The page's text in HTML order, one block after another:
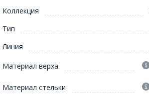
Коллекция
Тип
Линия
Материал верха
Материал стельки